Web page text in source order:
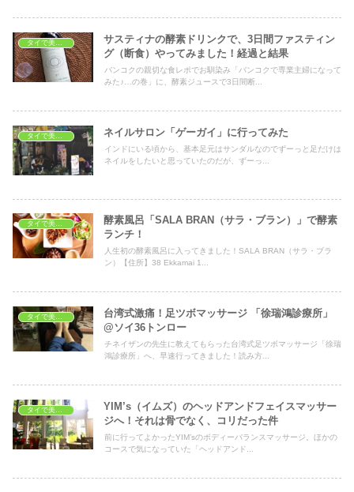
サスティナの酵素ドリンクで、3日間ファスティン
グ（断食）やってみました！経過と結果
バンコクの親切な食レポでお馴染み「バンコクで専業主婦になって
みた♪…の巻」に、酵素ジュースで3日間断...
ネイルサロン「ゲーガイ」に行ってみた
インドにいる頃から、基本足元はサンダルなのでずーっと足だけは
ネイルをしたいと思っていたのだが、ずーっ...
タイで美容・健康
酵素風呂「SALA BRAN（サラ・ブラン）」で酵素
ランチ！
人生初の酵素風呂に入ってきました！SALA BRAN（サラ・ブラ
ン）【住所】38 Ekkamai 1...
タイで美容・健康
台湾式激痛！足ツボマッサージ 「徐瑞鴻診療所」
@ソイ36トンロー
チネイザンの先生に教えてもらった台湾式足ツボマッサージ「徐瑞
鴻診療所」へ、早速行ってきました！読み方...
タイで美容・健康
YIM’s（イムズ）のヘッドアンドフェイスマッサー
ジへ！それは骨でなく、コリだった件
前に行ってよかったYIM’sのボディーバランスマッサージ。ほかの
コースで気になっていた「ヘッドアンド...